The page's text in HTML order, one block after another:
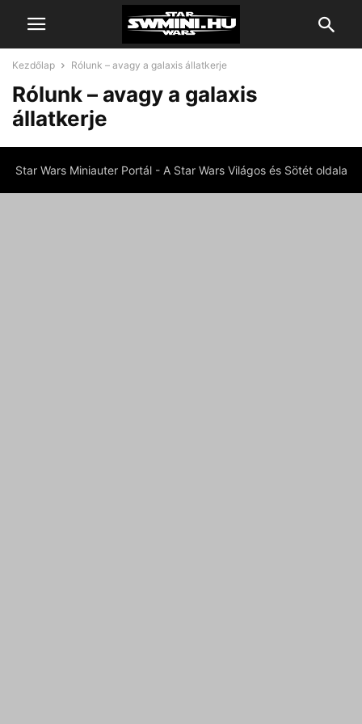
Kezdőlap Rólunk – avagy a galaxis állatkerje
Rólunk – avagy a galaxis
állatkerje
Star Wars Miniauter Portál - A Star Wars Világos és Sötét oldala